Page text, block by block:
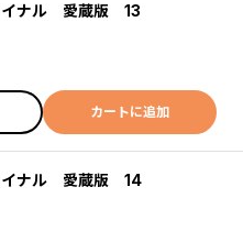
イナル 愛蔵版 13
カートに追加
イナル 愛蔵版 14